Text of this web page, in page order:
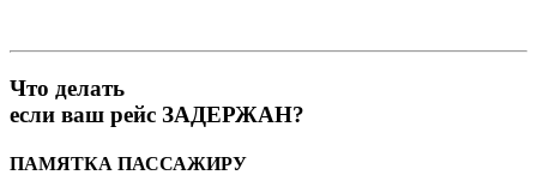
Что делать
если ваш рейс ЗАДЕРЖАН?
ПАМЯТКА ПАССАЖИРУ